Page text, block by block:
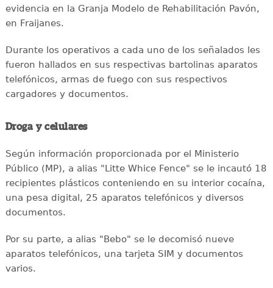
evidencia en la Granja Modelo de Rehabilitación Pavón,
en Fraijanes.
Durante los operativos a cada uno de los señalados les
fueron hallados en sus respectivas bartolinas aparatos
telefónicos, armas de fuego con sus respectivos
cargadores y documentos.
Droga y celulares
Según información proporcionada por el Ministerio
Público (MP), a alias "Litte Whice Fence" se le incautó 18
recipientes plásticos conteniendo en su interior cocaína,
una pesa digital, 25 aparatos telefónicos y diversos
documentos.
Por su parte, a alias "Bebo" se le decomisó nueve
aparatos telefónicos, una tarjeta SIM y documentos
varios.